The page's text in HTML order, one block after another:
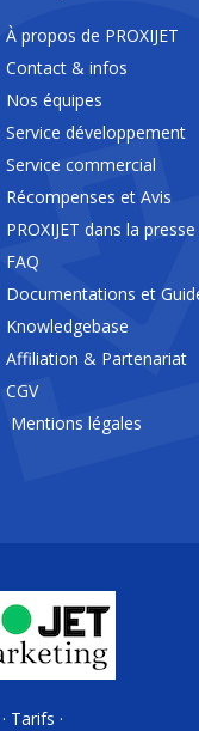
À propos de PROXIJET
Contact & infos
Nos équipes
Service développement
Service commercial
Récompenses et Avis
PROXIJET dans la presse
FAQ
Documentations et
Knowledgebase
Affiliation & Partenariat
CGV
Mentions légales
· Tarifs ·